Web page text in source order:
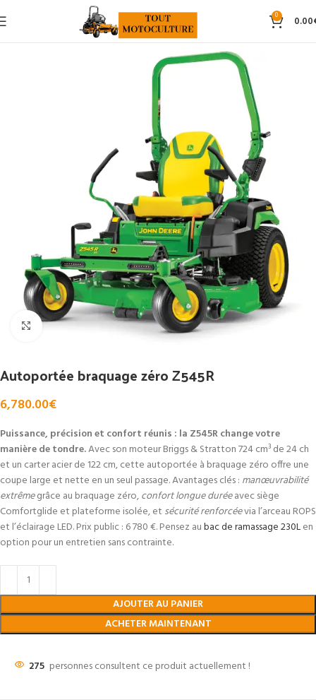
0 0.00
Click to enlarge
Autoportée braquage zéro Z545R
6,780.00€
Puissance, précision et confort réunis : la Z545R change votre
manière de tondre.Avec son moteur Briggs & Stratton 724 cm³ de 24 ch
et un carter acier de 122 cm, cette autoportée à braquage zéro offre une
coupe large et nette en un seul passage. Avantages clés : manœuvrabilité
extrêmegrâce au braquage zéro,confort longue duréeavec siège
Comfortglide et plateforme isolée, et sécurité renforcéevia l’arceau ROPS
et l’éclairage LED. Prix public : 6 780 €. Pensez aubac de ramassage 230Len
option pour un entretien sans contrainte.
AJOUTER AU PANIER
ACHETER MAINTENANT
275 personnes consultent ce produit actuellement !